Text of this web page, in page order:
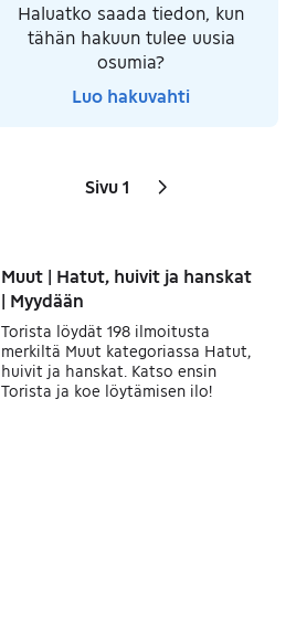
Haluatko saada tiedon, kun
tähän hakuun tulee uusia
osumia?
Luo hakuvahti
Sivut
Sivu 1 Seuraava sivu
kuvake
Muut | Hatut, huivit ja hanskat
| Myydään
Torista löydät 198 ilmoitusta
merkiltä Muut kategoriassa Hatut,
huivit ja hanskat. Katso ensin
Torista ja koe löytämisen ilo!